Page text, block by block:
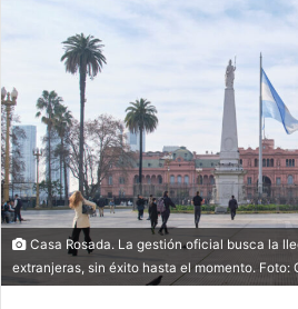
Casa Rosada. La gestión oficial busca la
extranjeras, sin éxito hasta el momento. Foto: